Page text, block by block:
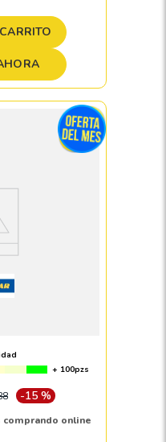
+ 100pzs
-15 %
comprando online